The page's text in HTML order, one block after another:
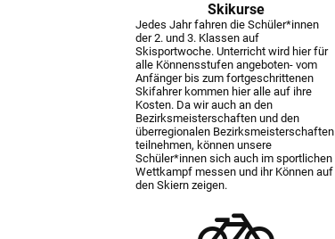
Skikurse
Jedes Jahr fahren die Schüler*innen
der 2. und 3. Klassen auf
Skisportwoche. Unterricht wird hier für
alle Könnensstufen angeboten- vom
Anfänger bis zum fortgeschrittenen
Skifahrer kommen hier alle auf ihre
Kosten. Da wir auch an den
Bezirksmeisterschaften und den
überregionalen Bezirksmeisterschaften
teilnehmen, können unsere
Schüler*innen sich auch im sportlichen
Wettkampf messen und ihr Können auf
den Skiern zeigen.